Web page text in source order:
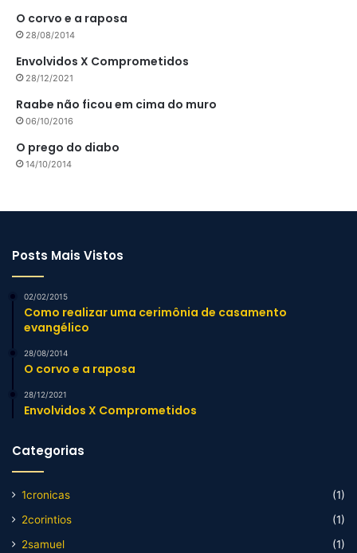
O corvo e a raposa
28/08/2014
Envolvidos X Comprometidos
28/12/2021
Raabe não ficou em cima do muro
06/10/2016
O prego do diabo
14/10/2014
Posts Mais Vistos
02/02/2015
Como realizar uma cerimônia de casamento
evangélico
28/08/2014
O corvo e a raposa
28/12/2021
Envolvidos X Comprometidos
Categorias
1cronicas
(1)
2corintios
(1)
2samuel
(1)